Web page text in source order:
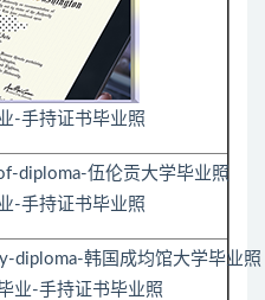
-手持证书毕业照
-手持证书毕业照
业-手持证书毕业照